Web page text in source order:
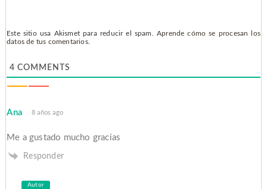
Este sitio usa Akismet para reducir el spam. Aprende cómo se procesan los
datos de tus comentarios.
4 COMMENTS
Ana 8 años ago
Me a gustado mucho gracias
Responder
Autor